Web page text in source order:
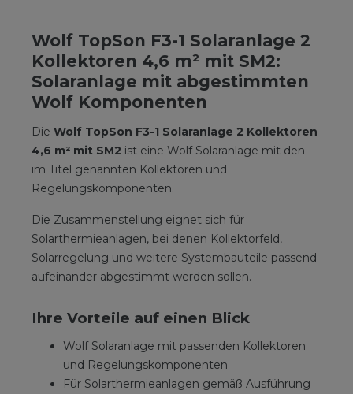
Wolf TopSon F3-1 Solaranlage 2
Kollektoren 4,6 m² mit SM2:
Solaranlage mit abgestimmten
Wolf Komponenten
Die Wolf TopSon F3-1 Solaranlage 2 Kollektoren
4,6 m² mit SM2 ist eine Wolf Solaranlage mit den
im Titel genannten Kollektoren und
Regelungskomponenten.
Die Zusammenstellung eignet sich für
Solarthermieanlagen, bei denen Kollektorfeld,
Solarregelung und weitere Systembauteile passend
aufeinander abgestimmt werden sollen.
Ihre Vorteile auf einen Blick
Wolf Solaranlage mit passenden Kollektoren
und Regelungskomponenten
Für Solarthermieanlagen gemäß Ausführung